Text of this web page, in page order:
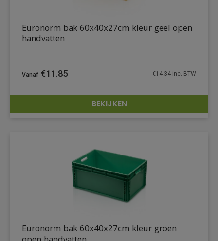
DETAILS
Euronorm bak 60x40x27cm kleur geel open
handvatten
€11.85 €14.34 inc. BTW
BEKIJKEN
Euronorm bak 60x40x27cm kleur groen